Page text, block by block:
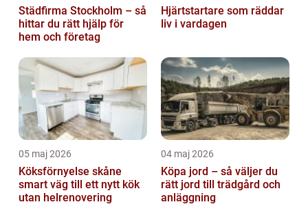
Städfirma Stockholm – så
hittar du rätt hjälp för
hem och företag
Hjärtstartare som räddar
liv i vardagen
05 maj 2026
Köksförnyelse skåne
smart väg till ett nytt kök
utan helrenovering
04 maj 2026
Köpa jord – så väljer du
rätt jord till trädgård och
anläggning